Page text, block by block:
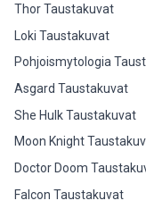
Thor Taustakuvat
Loki Taustakuvat
Pohjoismytologia
Asgard Taustakuvat
She Hulk Taustakuvat
Moon Knight
Doctor Doom
Falcon Taustakuvat